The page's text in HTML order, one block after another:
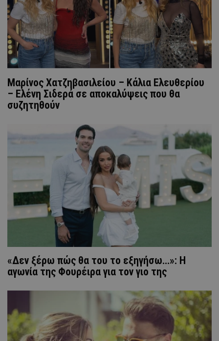
Μαρίνος Χατζηβασιλείου – Κάλια Ελευθερίου
– Ελένη Σιδερά σε αποκαλύψεις που θα
συζητηθούν
«Δεν ξέρω πώς θα του το εξηγήσω…»: Η
αγωνία της Φουρέιρα για τον γιο της